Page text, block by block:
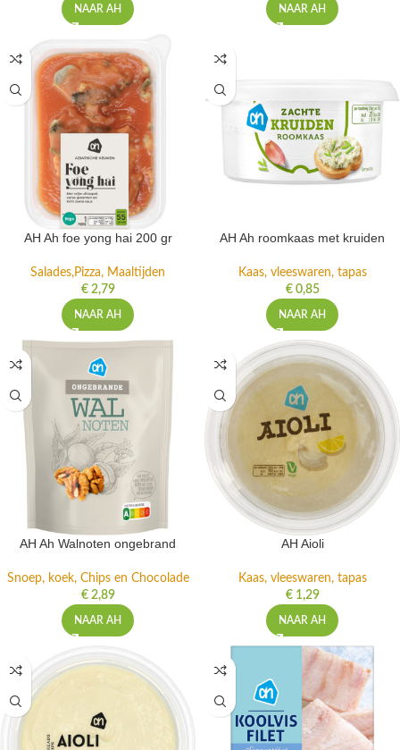
NAAR AH NAAR AH
AH Ah foe yong hai 200 gr
Salades,Pizza, Maaltijden
€2,79
NAAR AH
AH Ah roomkaas met kruiden
Kaas, vleeswaren, tapas
€0,85
NAAR AH
AH Ah Walnoten ongebrand
Snoep, koek, Chips en Chocolade
€2,89
NAAR AH
AH Aioli
Kaas, vleeswaren, tapas
€1,29
NAAR AH